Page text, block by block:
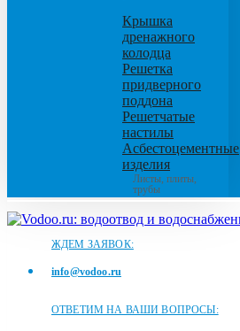
Крышка
дренажного
колодца
Решетка
придверного
поддона
Решетчатые
настилы
Асбестоцементные
изделия
Листы, плиты,
трубы
ЖДЕМ ЗАЯВОК:
info@vodoo.ru
ОТВЕТИМ НА ВАШИ ВОПРОСЫ: